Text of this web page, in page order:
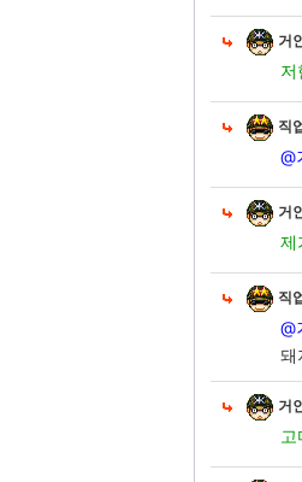
거
저
직
@
거
제
직
@
돼
거